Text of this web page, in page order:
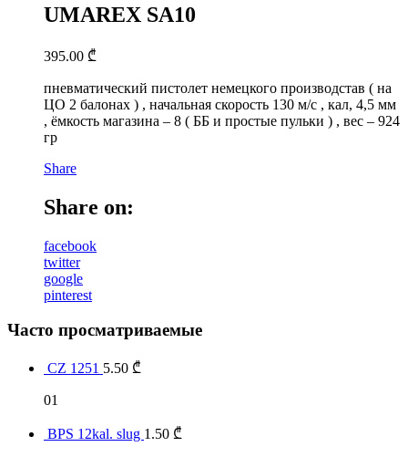
UMAREX SA10
395.00 ₾
пневматический пистолет немецкого производстав ( на
ЦО 2 балонах ) , начальная скорость 130 м/с , кал, 4,5 мм
, ёмкость магазина – 8 ( ББ и простые пульки ) , вес – 924
гр
Share
Share on:
facebook
twitter
google
pinterest
Часто просматриваемые
CZ 1251 5.50 ₾
01
BPS 12kal. slug 1.50 ₾